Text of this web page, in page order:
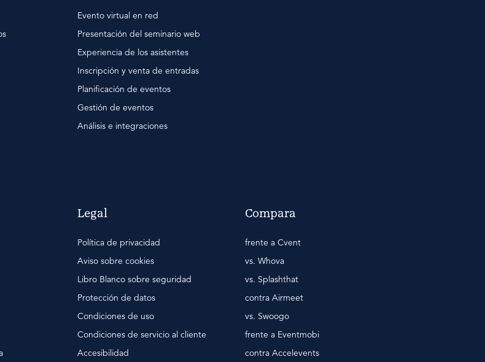
Evento virtual en red
Presentación del seminario web
Experiencia de los asistentes
Inscripción y venta de entradas
Planificación de eventos
Gestión de eventos
Análisis e integraciones
Legal
Política de privacidad
Aviso sobre cookies
Libro Blanco sobre seguridad
Protección de datos
Condiciones de uso
Condiciones de servicio al cliente
Accesibilidad
Compara
frente a Cvent
vs. Whova
vs. Splashthat
contra Airmeet
vs. Swoogo
frente a Eventmobi
contra Accelevents